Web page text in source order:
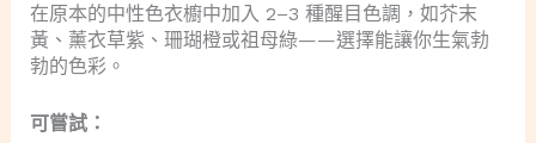
在原本的中性色衣櫥中加入 2–3 種醒目色調，如芥末
黃、薰衣草紫、珊瑚橙或祖母綠——選擇能讓你生氣勃
勃的色彩。
可嘗試：